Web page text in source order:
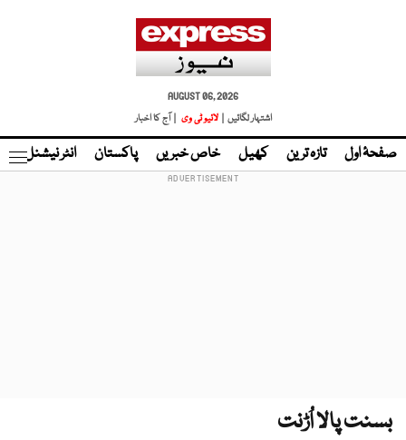
AUGUST 06, 2026
اشتہار لگائیں |
لائیو ٹی وی | آج کا اخبار
صفحۂ اول تازہ ترین کھیل خاص خبریں پاکستان انٹر نیشنل
بسنت پالا اُڑنت